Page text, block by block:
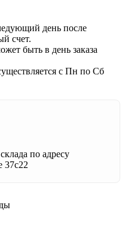
день после
счет.
быть в день заказа
с Пн по Сб
по адресу
37с22